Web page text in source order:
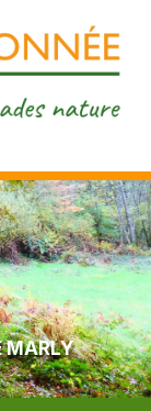
MARLY